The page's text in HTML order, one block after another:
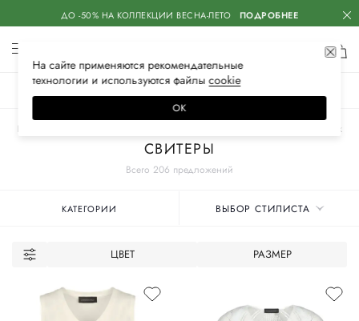
ДО -50% НА КОЛЛЕКЦИИ ВЕСНА-ЛЕТО ПОДРОБНЕЕ
Всего 206 предложений
Главная Трикотаж
СВИТЕРЫ
КАТЕГОРИИ ВЫБОР СТИЛИСТА
ЦВЕТ РАЗМЕР
На сайте применяются рекомендательные
технологии и используются файлысооkiе
ОК